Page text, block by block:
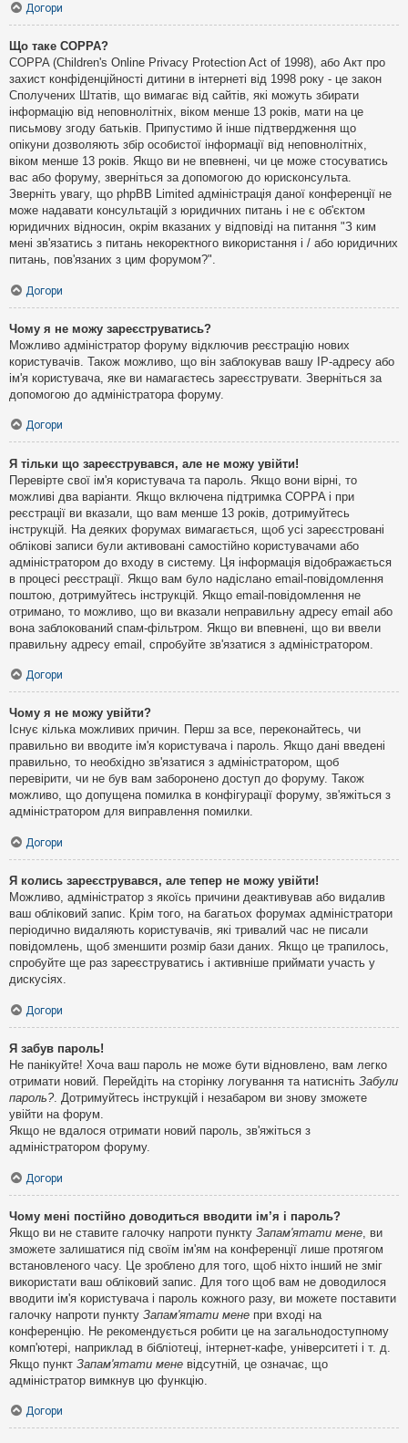
Догори
Що таке COPPA?
COPPA (Children's Online Privacy Protection Act of 1998), або Акт про
захист конфіденційності дитини в інтернеті від 1998 року - це закон
Сполучених Штатів, що вимагає від сайтів, які можуть збирати
інформацію від неповнолітніх, віком менше 13 років, мати на це
письмову згоду батьків. Припустимо й інше підтвердження що
опікуни дозволяють збір особистої інформації від неповнолітніх,
віком менше 13 років. Якщо ви не впевнені, чи це може стосуватись
вас або форуму, зверніться за допомогою до юрисконсульта.
Зверніть увагу, що phpBB Limited адміністрація даної конференції не
може надавати консультацій з юридичних питань і не є об'єктом
юридичних відносин, окрім вказаних у відповіді на питання "З ким
мені зв'язатись з питань некоректного використання і / або юридичних
питань, пов'язаних з цим форумом?".
Догори
Чому я не можу зареєструватись?
Можливо адміністратор форуму відключив реєстрацію нових
користувачів. Також можливо, що він заблокував вашу IP-адресу або
ім'я користувача, яке ви намагаєтесь зареєструвати. Зверніться за
допомогою до адміністратора форуму.
Догори
Я тільки що зареєструвався, але не можу увійти!
Перевірте свої ім'я користувача та пароль. Якщо вони вірні, то
можливі два варіанти. Якщо включена підтримка COPPA і при
реєстрації ви вказали, що вам менше 13 років, дотримуйтесь
інструкцій. На деяких форумах вимагається, щоб усі зареєстровані
облікові записи були активовані самостійно користувачами або
адміністратором до входу в систему. Ця інформація відображається
в процесі реєстрації. Якщо вам було надіслано email-повідомлення
поштою, дотримуйтесь інструкцій. Якщо email-повідомлення не
отримано, то можливо, що ви вказали неправильну адресу email або
вона заблокований спам-фільтром. Якщо ви впевнені, що ви ввели
правильну адресу email, спробуйте зв'язатися з адміністратором.
Догори
Чому я не можу увійти?
Існує кілька можливих причин. Перш за все, переконайтесь, чи
правильно ви вводите ім'я користувача і пароль. Якщо дані введені
правильно, то необхідно зв'язатися з адміністратором, щоб
перевірити, чи не був вам заборонено доступ до форуму. Також
можливо, що допущена помилка в конфігурації форуму, зв'яжіться з
адміністратором для виправлення помилки.
Догори
Я колись зареєструвався, але тепер не можу увійти!
Можливо, адміністратор з якоїсь причини деактивував або видалив
ваш обліковий запис. Крім того, на багатьох форумах адміністратори
періодично видаляють користувачів, які тривалий час не писали
повідомлень, щоб зменшити розмір бази даних. Якщо це трапилось,
спробуйте ще раз зареєструватись і активніше приймати участь у
дискусіях.
Догори
Я забув пароль!
Не панікуйте! Хоча ваш пароль не може бути відновлено, вам легко
отримати новий. Перейдіть на сторінку логування та натисніть Забули
пароль?. Дотримуйтесь інструкцій і незабаром ви знову зможете
увійти на форум.
Якщо не вдалося отримати новий пароль, зв'яжіться з
адміністратором форуму.
Догори
Чому мені постійно доводиться вводити ім’я і пароль?
Якщо ви не ставите галочку напроти пункту Запам'ятати мене , ви
зможете залишатися під своїм ім'ям на конференції лише протягом
встановленого часу. Це зроблено для того, щоб ніхто інший не зміг
використати ваш обліковий запис. Для того щоб вам не доводилося
вводити ім'я користувача і пароль кожного разу, ви можете поставити
галочку напроти пункту Запам'ятати мене при вході на
конференцію. Не рекомендується робити це на загальнодоступному
комп'ютері, наприклад в бібліотеці, інтернет-кафе, університеті і т. д.
Якщо пункт Запам'ятати мене відсутній, це означає, що
адміністратор вимкнув цю функцію.
Догори